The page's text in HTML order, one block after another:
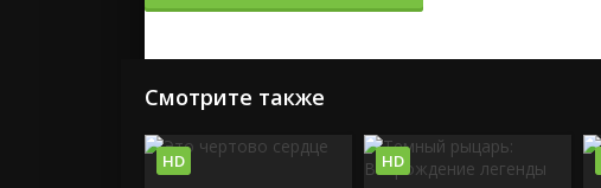
Смотрите также
HD HD